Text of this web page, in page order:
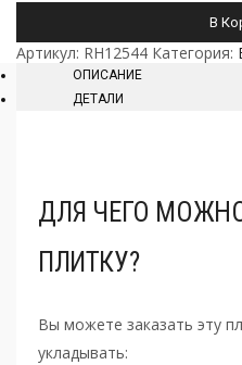
В
Артикул: RH12544 Категория:
ОПИСАНИЕ
ДЕТАЛИ
ДЛЯ ЧЕГО
ПЛИТКУ?
Вы можете заказать эту
укладывать: